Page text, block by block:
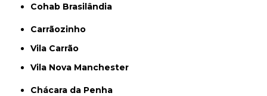
Cohab Brasilândia
Carrãozinho
Vila Carrão
Vila Nova Manchester
Chácara da Penha